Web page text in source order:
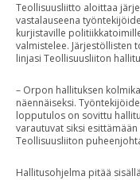
Teollisuusliitto aloittaa
vastalauseena
kurjistaville
valmistelee. Järjestöllisten
linjasi Teollisuusliiton
– Orpon hallituksen
näennäiseksi.
lopputulos on sovittu
varautuvat siksi
Teollisuusliiton
Hallitusohjelma pitää